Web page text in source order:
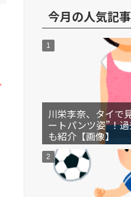
今月の人気記事
川栄李奈、タイで
ートパンツ姿”！
も紹介【画像】